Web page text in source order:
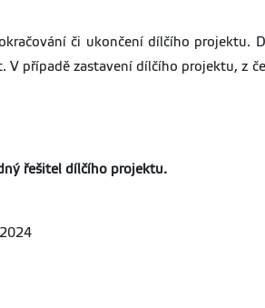
či ukončení dílčího projektu.
případě zastavení dílčího projektu, z
řešitel dílčího projektu.